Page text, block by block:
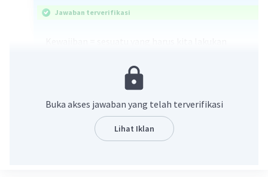
Jawaban terverifikasi
Beri Rating
Level 40
01 Desember 2023 13:52
Buka akses jawaban yang telah terverifikasi
Lihat Iklan